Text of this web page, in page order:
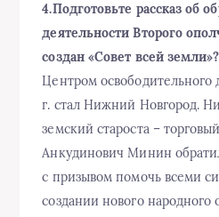
4.Подготовьте рассказ об
деятельности Второго
создан «Совет всей земли»?
Центром освободительного
г. стал Нижний Новгород.
земский староста –
Анкудинович Минин
с призывом помочь всеми
создании нового народного